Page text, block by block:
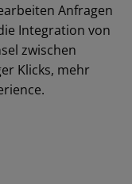
Anfragen
Integration von
zwischen
Klicks, mehr